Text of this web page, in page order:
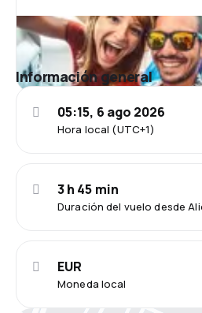
Información general
Hora local (UTC+1)
05:15, 6 ago 2026
Duración del vuelo desde
3 h 45 min
Moneda local
EUR